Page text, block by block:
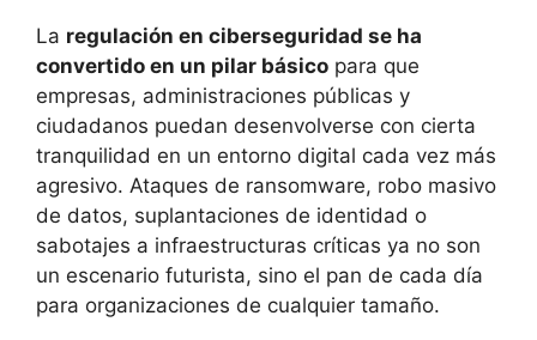
La regulación en ciberseguridad se ha
convertido en un pilar básico para que
empresas, administraciones públicas y
ciudadanos puedan desenvolverse con cierta
tranquilidad en un entorno digital cada vez más
agresivo. Ataques de ransomware, robo masivo
de datos, suplantaciones de identidad o
sabotajes a infraestructuras críticas ya no son
un escenario futurista, sino el pan de cada día
para organizaciones de cualquier tamaño.